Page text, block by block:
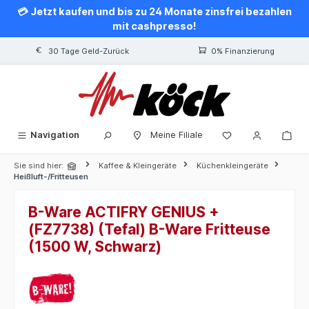
springen
💳 Jetzt kaufen und bis zu 24 Monate zinsfrei bezahlen
mit cashpresso!
30 Tage Geld-Zurück 0% Finanzierung
Navigation Meine Filiale
Sie sind hier: Kaffee & Kleingeräte
Küchenkleingeräte
Heißluft-/Fritteusen
B-Ware ACTIFRY GENIUS +
(FZ7738) (Tefal) B-Ware Fritteuse
(1500 W, Schwarz)